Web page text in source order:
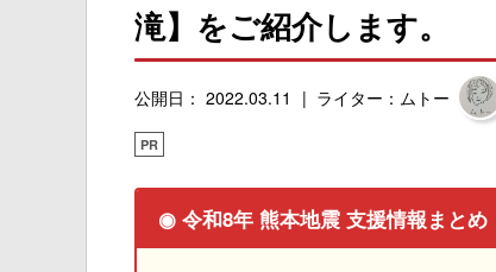
滝】をご紹介します。
公開日： 2022.03.11 ライター：ムトー
PR
◉ 令和8年 熊本地震 支援情報まとめ